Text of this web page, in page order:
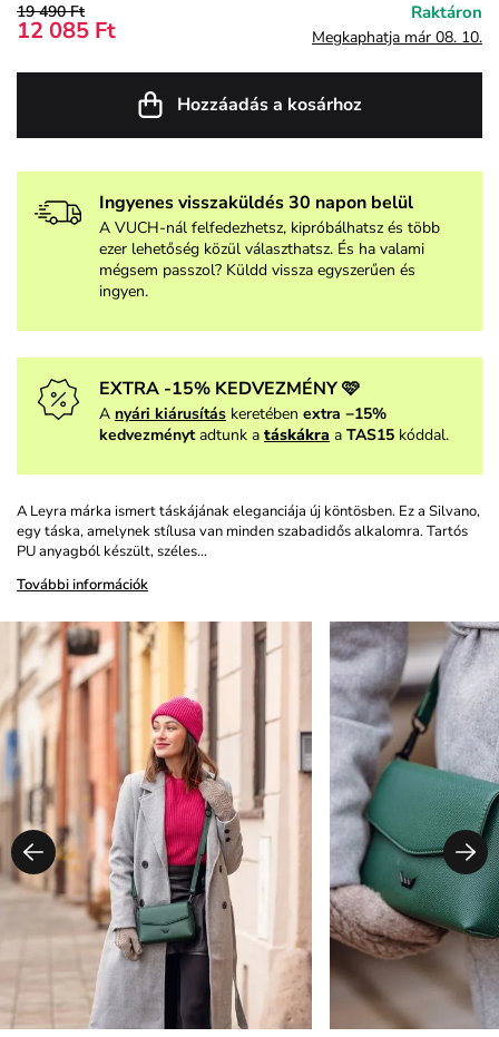
19 490 Ft
12 085 Ft
Raktáron
Megkaphatja már 08. 10.
Hozzáadás a kosárhoz
Ingyenes visszaküldés 30 napon belül
A VUCH-nál felfedezhetsz, kipróbálhatsz és több
ezer lehetőség közül választhatsz. És ha valami
mégsem passzol? Küldd vissza egyszerűen és
ingyen.
EXTRA -15% KEDVEZMÉNY 🩷
A nyári kiárusítás keretében extra −15%
kedvezménytadtunk a táskákra a TAS15 kóddal.
A Leyra márka ismert táskájának eleganciája új köntösben. Ez a Silvano,
egy táska, amelynek stílusa van minden szabadidős alkalomra. Tartós
PU anyagból készült, széles…
További információk